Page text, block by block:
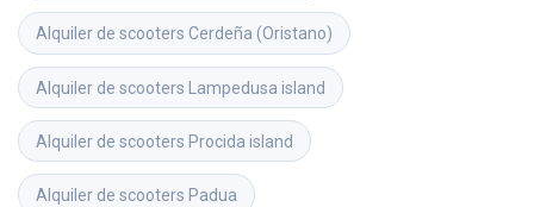
Alquiler de scooters Cerdeña (Oristano)
Alquiler de scooters Lampedusa island
Alquiler de scooters Procida island
Alquiler de scooters Padua